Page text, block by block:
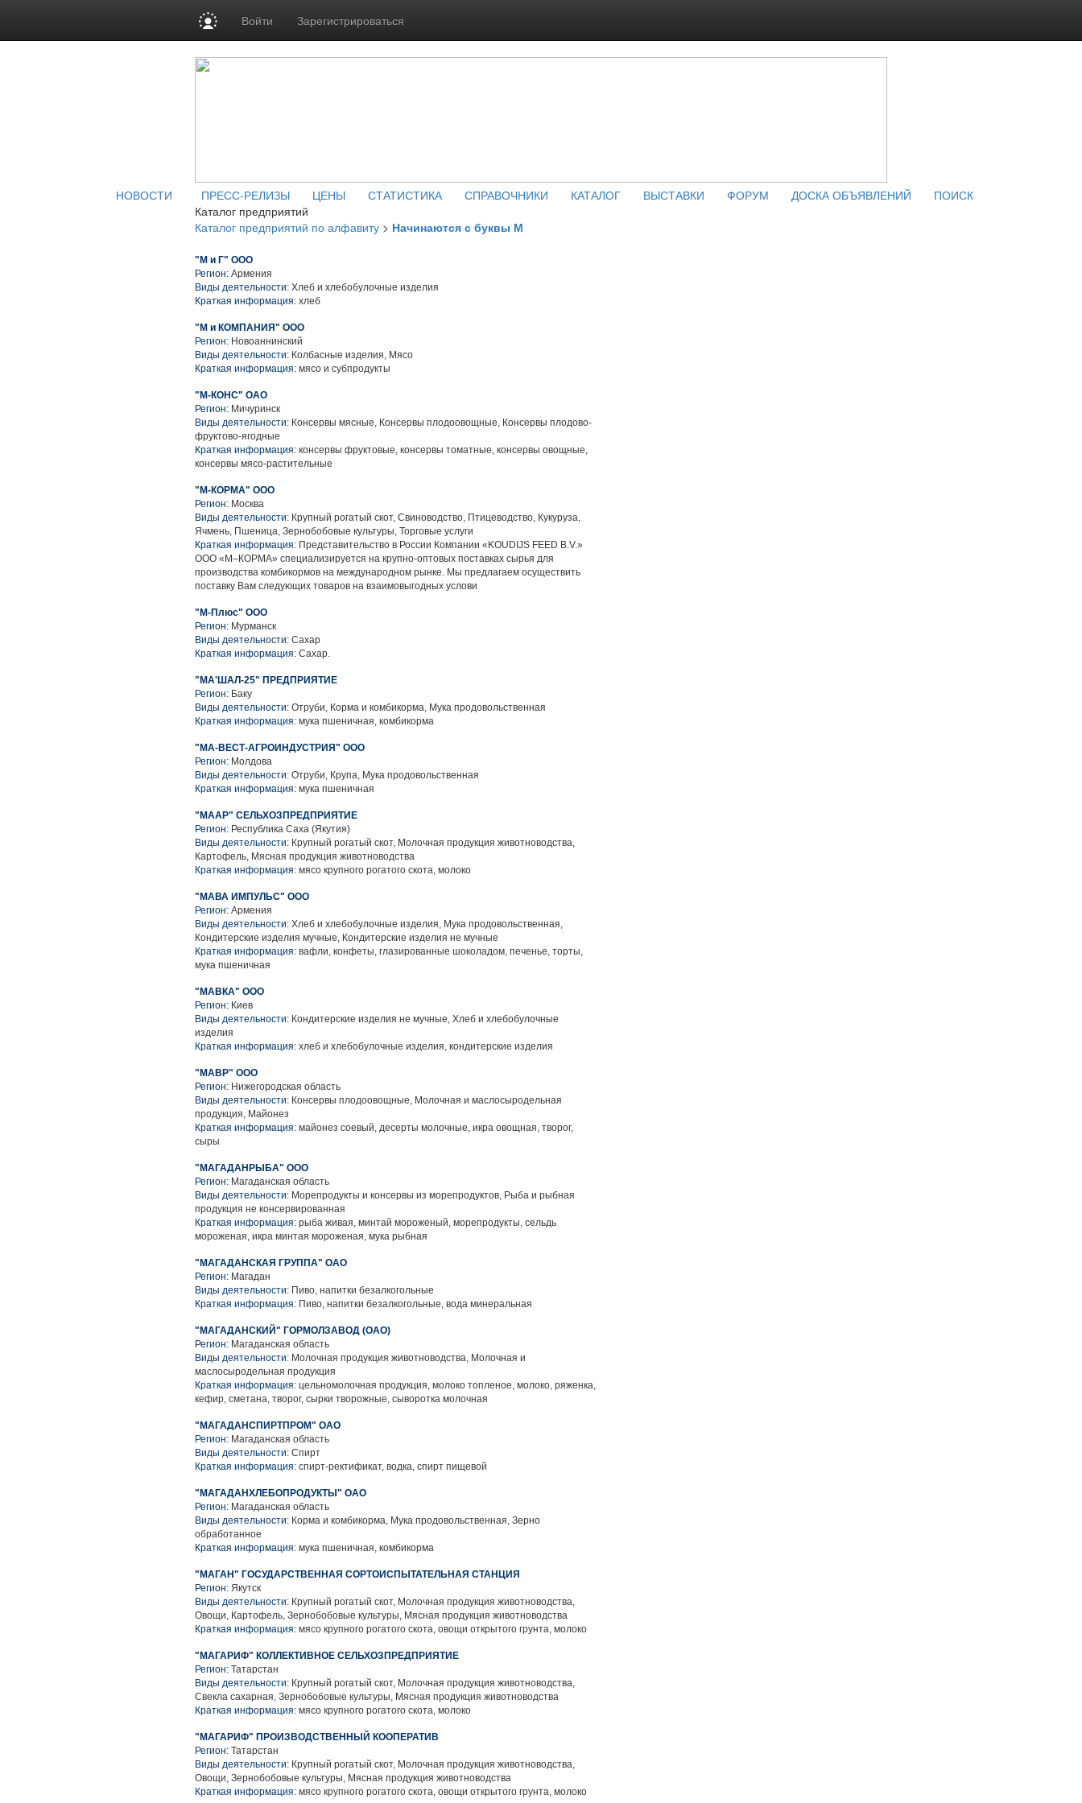
Войти Зарегистрироваться
НОВОСТИ ПРЕСС-РЕЛИЗЫ ЦЕНЫ СТАТИСТИКА СПРАВОЧНИКИ КАТАЛОГ ВЫСТАВКИ ФОРУМ ДОСКА ОБЪЯВЛЕНИЙ
ПОИСК
Каталог предприятий
Каталог предприятий по алфавиту > Начинаются с буквы М
"М и Г" ООО
Регион: Армения
Виды деятельности: Хлеб и хлебобулочные изделия
Краткая информация: хлеб
"М и КОМПАНИЯ" ООО
Регион: Новоаннинский
Виды деятельности: Колбасные изделия, Мясо
Краткая информация: мясо и субпродукты
"М-КОНС" ОАО
Регион: Мичуринск
Виды деятельности: Консервы мясные, Консервы плодоовощные, Консервы плодово-
фруктово-ягодные
Краткая информация: консервы фруктовые, консервы томатные, консервы овощные,
консервы мясо-растительные
"М-КОРМА" ООО
Регион: Москва
Виды деятельности: Крупный рогатый скот, Свиноводство, Птицеводство, Кукуруза,
Ячмень, Пшеница, Зернобобовые культуры, Торговые услуги
Краткая информация: Представительство в России Компании «KOUDIJS FEED B.V.»
ООО «М–КОРМА» специализируется на крупно-оптовых поставках сырья для
производства комбикормов на международном рынке. Мы предлагаем осуществить
поставку Вам следующих товаров на взаимовыгодных услови
"М-Плюс" ООО
Регион: Мурманск
Виды деятельности: Сахар
Краткая информация: Сахар.
"МА'ШАЛ-25" ПРЕДПРИЯТИЕ
Регион: Баку
Виды деятельности: Отруби, Корма и комбикорма, Мука продовольственная
Краткая информация: мука пшеничная, комбикорма
"МА-ВЕСТ-АГРОИНДУСТРИЯ" ООО
Регион: Молдова
Виды деятельности: Отруби, Крупа, Мука продовольственная
Краткая информация: мука пшеничная
"МААР" СЕЛЬХОЗПРЕДПРИЯТИЕ
Регион: Республика Саха (Якутия)
Виды деятельности: Крупный рогатый скот, Молочная продукция животноводства,
Картофель, Мясная продукция животноводства
Краткая информация: мясо крупного рогатого скота, молоко
"МАВА ИМПУЛЬС" ООО
Регион: Армения
Виды деятельности: Хлеб и хлебобулочные изделия, Мука продовольственная,
Кондитерские изделия мучные, Кондитерские изделия не мучные
Краткая информация: вафли, конфеты, глазированные шоколадом, печенье, торты,
мука пшеничная
"МАВКА" ООО
Регион: Киев
Виды деятельности: Кондитерские изделия не мучные, Хлеб и хлебобулочные
изделия
Краткая информация: хлеб и хлебобулочные изделия, кондитерские изделия
"МАВР" ООО
Регион: Нижегородская область
Виды деятельности: Консервы плодоовощные, Молочная и маслосыродельная
продукция, Майонез
Краткая информация: майонез соевый, десерты молочные, икра овощная, творог,
сыры
"МАГАДАНРЫБА" ООО
Регион: Магаданская область
Виды деятельности: Морепродукты и консервы из морепродуктов, Рыба и рыбная
продукция не консервированная
Краткая информация: рыба живая, минтай мороженый, морепродукты, сельдь
мороженая, икра минтая мороженая, мука рыбная
"МАГАДАНСКАЯ ГРУППА" ОАО
Регион: Магадан
Виды деятельности: Пиво, напитки безалкогольные
Краткая информация: Пиво, напитки безалкогольные, вода минеральная
"МАГАДАНСКИЙ" ГОРМОЛЗАВОД (ОАО)
Регион: Магаданская область
Виды деятельности: Молочная продукция животноводства, Молочная и
маслосыродельная продукция
Краткая информация: цельномолочная продукция, молоко топленое, молоко, ряженка,
кефир, сметана, творог, сырки творожные, сыворотка молочная
"МАГАДАНСПИРТПРОМ" ОАО
Регион: Магаданская область
Виды деятельности: Спирт
Краткая информация: спирт-ректификат, водка, спирт пищевой
"МАГАДАНХЛЕБОПРОДУКТЫ" ОАО
Регион: Магаданская область
Виды деятельности: Корма и комбикорма, Мука продовольственная, Зерно
обработанное
Краткая информация: мука пшеничная, комбикорма
"МАГАН" ГОСУДАРСТВЕННАЯ СОРТОИСПЫТАТЕЛЬНАЯ СТАНЦИЯ
Регион: Якутск
Виды деятельности: Крупный рогатый скот, Молочная продукция животноводства,
Овощи, Картофель, Зернобобовые культуры, Мясная продукция животноводства
Краткая информация: мясо крупного рогатого скота, овощи открытого грунта, молоко
"МАГАРИФ" КОЛЛЕКТИВНОЕ СЕЛЬХОЗПРЕДПРИЯТИЕ
Регион: Татарстан
Виды деятельности: Крупный рогатый скот, Молочная продукция животноводства,
Свекла сахарная, Зернобобовые культуры, Мясная продукция животноводства
Краткая информация: мясо крупного рогатого скота, молоко
"МАГАРИФ" ПРОИЗВОДСТВЕННЫЙ КООПЕРАТИВ
Регион: Татарстан
Виды деятельности: Крупный рогатый скот, Молочная продукция животноводства,
Овощи, Зернобобовые культуры, Мясная продукция животноводства
Краткая информация: мясо крупного рогатого скота, овощи открытого грунта, молоко